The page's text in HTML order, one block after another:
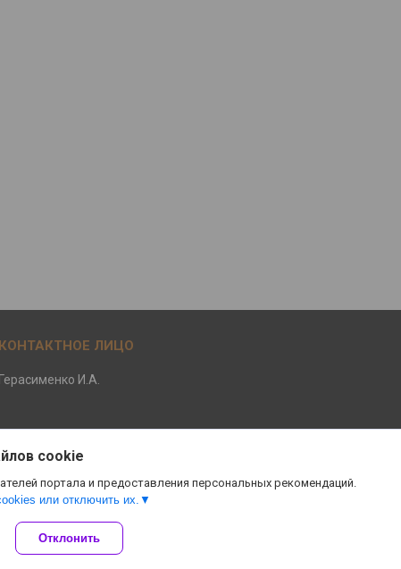
Герасименко И.А.
Deal.by
файлов cookies
cookie
портала и предоставления персональных рекомендаций.
или отключить их.
Отклонить